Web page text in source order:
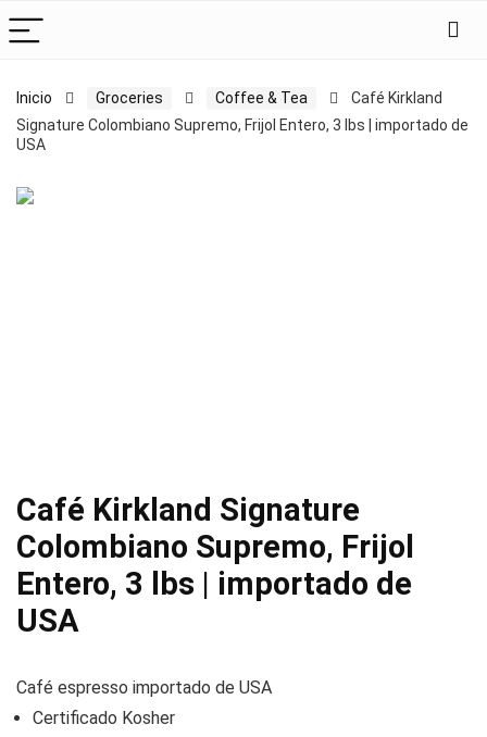
Inicio Groceries Coffee & Tea
Café Kirkland
Signature Colombiano Supremo, Frijol Entero, 3 lbs | importado de
USA
Café Kirkland Signature
Colombiano Supremo, Frijol
Entero, 3 lbs | importado de
USA
Café espresso importado de USA
Certificado Kosher